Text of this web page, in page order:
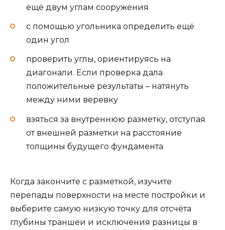
ещё двум углам сооружения
с помощью угольника определить ещё
один угол
проверить углы, ориентируясь на
диагонали. Если проверка дала
положительные результаты – натянуть
между ними веревку
взяться за внутреннюю разметку, отступая
от внешней разметки на расстояние
толщины будущего фундамента
Когда закончите с разметкой, изучите
перепады поверхности на месте постройки и
выберите самую низкую точку для отсчёта
глубины траншеи и исключения разницы в